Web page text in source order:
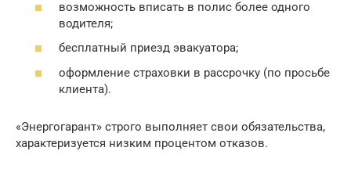
возможность вписать в полис более одного
водителя;
бесплатный приезд эвакуатора;
оформление страховки в рассрочку (по просьбе
клиента).
«Энергогарант» строго выполняет свои обязательства,
характеризуется низким процентом отказов.